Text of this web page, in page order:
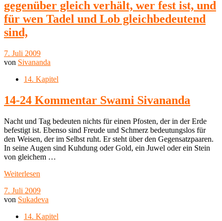
gegenüber gleich verhält, wer fest ist, und
für wen Tadel und Lob gleichbedeutend
sind,
7. Juli 2009
von Sivananda
14. Kapitel
14-24 Kommentar Swami Sivananda
Nacht und Tag bedeuten nichts für einen Pfosten, der in der Erde
befestigt ist. Ebenso sind Freude und Schmerz bedeutungslos für
den Weisen, der im Selbst ruht. Er steht über den Gegensatzpaaren.
In seine Augen sind Kuhdung oder Gold, ein Juwel oder ein Stein
von gleichem …
Weiterlesen
7. Juli 2009
von Sukadeva
14. Kapitel